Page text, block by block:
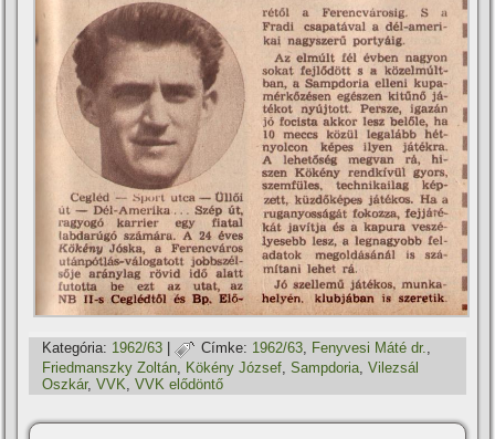
Kategória: 1962/63 | Címke: 1962/63, Fenyvesi Máté dr.,
Friedmanszky Zoltán
Kökény József ,Sampdoria ,Vilezsál
Oszkár,VVK ,VVK elődöntő